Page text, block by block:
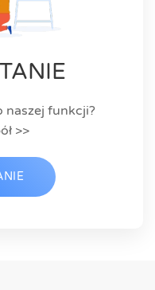
naszej funkcji?
>>